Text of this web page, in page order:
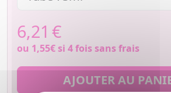
6,21 €
ou 1,55€si 4 fois sans frais
AJOUTER AU